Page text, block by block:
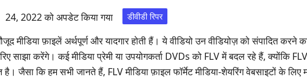
24, 2022 को अपडेट किया गया डीवीडी रिपर
मीडिया फ़ाइलें अर्थपूर्ण और यादगार होती हैं। ये वीडियो उन वीडियोज़ को संपादित
साझा करेंगे। कई मीडिया प्रेमी या उपयोगकर्ता DVDs को FLV में बदल रहे हैं,
जैसा कि हम सभी जानते हैं, FLV मीडिया फ़ाइल फॉर्मेट मीडिया‑शेयरिंग वेबसाइटों के